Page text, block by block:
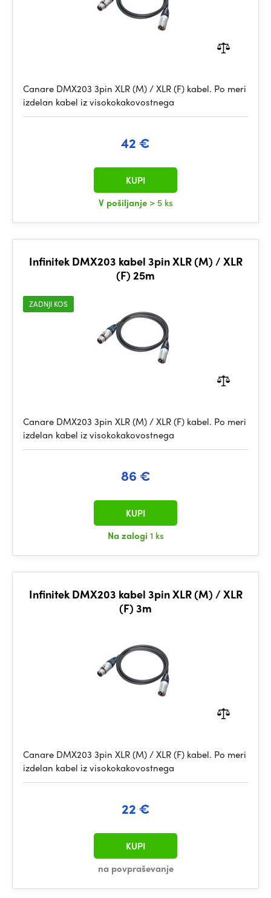
Canare DMX203 3pin XLR (M) / XLR (F) kabel. Po meri
izdelan kabel iz visokokakovostnega
42 €
V pošiljanje > 5 ks
KUPI
Infinitek DMX203 kabel 3pin XLR (M) / XLR
(F) 25m
ZADNJI KOS
Canare DMX203 3pin XLR (M) / XLR (F) kabel. Po meri
izdelan kabel iz visokokakovostnega
86 €
Na zalogi 1 ks
KUPI
Infinitek DMX203 kabel 3pin XLR (M) / XLR
(F) 3m
Canare DMX203 3pin XLR (M) / XLR (F) kabel. Po meri
izdelan kabel iz visokokakovostnega
22 €
na povpraševanje
KUPI